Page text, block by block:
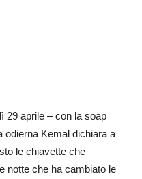
29 aprile – con la soap
odierna Kemal dichiara a
le chiavette che
notte che ha cambiato le